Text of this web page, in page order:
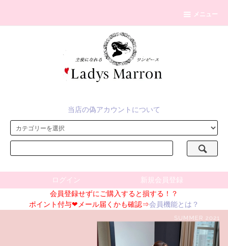
メニュー
当店の偽アカウントについて
ログイン
新規会員登録
会員登録せずにご購入すると損する！？
ポイント付与❤メール届くかも確認⇒会員機能とは？